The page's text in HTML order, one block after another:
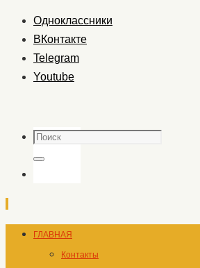
Одноклассники
ВКонтакте
Telegram
Youtube
Поиск
Поиск
ПерейтиГЛАВНАЯ
Контакты